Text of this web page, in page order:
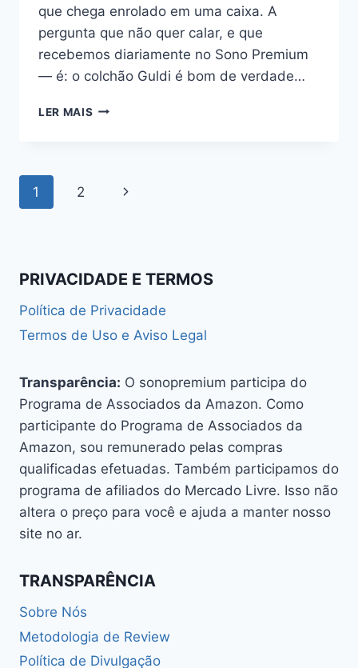
que chega enrolado em uma caixa. A
pergunta que não quer calar, e que
recebemos diariamente no Sono Premium
— é: o colchão Guldi é bom de verdade…
LER MAIS COLCHÃO
SINCERA
Navegação
1 2
Página
PRIVACIDADE E TERMOS
Política de Privacidade
Termos de Uso e Aviso Legal
Transparência: O sonopremium participa do
Programa de Associados da Amazon. Como
participante do Programa de Associados da
Amazon, sou remunerado pelas compras
qualificadas efetuadas. Também participamos do
programa de afiliados do Mercado Livre. Isso não
altera o preço para você e ajuda a manter nosso
site no ar.
TRANSPARÊNCIA
Sobre Nós
Metodologia de Review
Política de Divulgação